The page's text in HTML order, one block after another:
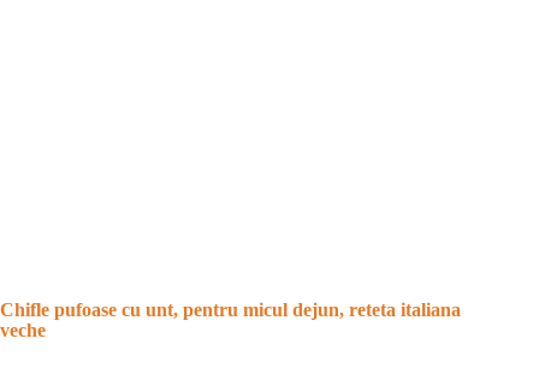
Chifle pufoase cu unt, pentru micul dejun, reteta italiana
veche